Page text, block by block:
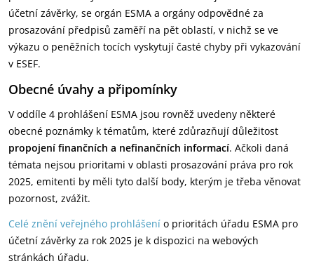
účetní závěrky, se orgán ESMA a orgány odpovědné za
prosazování předpisů zaměří na pět oblastí, v nichž se ve
výkazu o peněžních tocích vyskytují časté chyby při vykazování
v ESEF.
Obecné úvahy a připomínky
V oddíle 4 prohlášení ESMA jsou rovněž uvedeny některé
obecné poznámky k tématům, které zdůrazňují důležitost
propojení finančních a nefinančních informací. Ačkoli daná
témata nejsou prioritami v oblasti prosazování práva pro rok
2025, emitenti by měli tyto další body, kterým je třeba věnovat
pozornost, zvážit.
Celé znění veřejného prohlášení o prioritách úřadu ESMA pro
účetní závěrky za rok 2025 je k dispozici na webových
stránkách úřadu.